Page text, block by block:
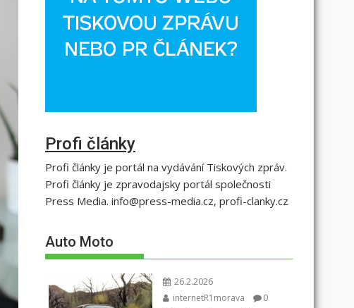
Profi články
Profi články je portál na vydávání Tiskových zpráv.
Profi články je zpravodajsky portál společnosti
Press Media. info@press-media.cz, profi-clanky.cz
Auto Moto
26.2.2026
internetR1morava
0